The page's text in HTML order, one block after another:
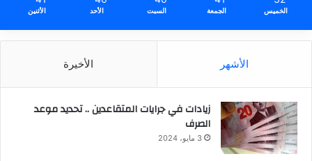
الخميس الجمعة السبت الأحد الأثنين
الأشهر الأخيرة
زيادات في جرايات المتقاعدين .. تحديد موعد
الصرف
3 مايو، 2024